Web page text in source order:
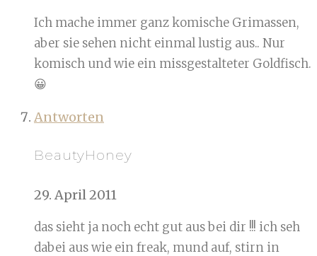
Ich mache immer ganz komische Grimassen,
aber sie sehen nicht einmal lustig aus.. Nur
komisch und wie ein missgestalteter Goldfisch.
😀
Antworten
BeautyHoney
29. April 2011
das sieht ja noch echt gut aus bei dir !!! ich seh
dabei aus wie ein freak, mund auf, stirn in